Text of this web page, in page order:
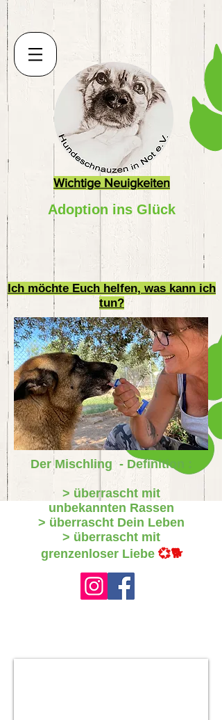
Adoption ins Glück
Wichtige Neuigkeiten
Ich möchte Euch helfen, was kann ich
tun?
Der Mischling - Definition :
> überrascht mit
unbekannten Rassen
> überrascht Dein Leben
> überrascht mit
grenzenloser Liebe💞🐕